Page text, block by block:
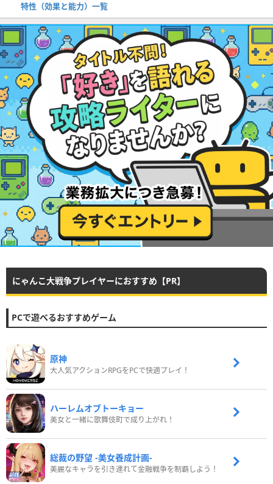
特性（効果と能力）一覧
にゃんこ大戦争プレイヤーにおすすめ【PR】
PCで遊べるおすすめゲーム
原神
大人気アクションRPGをPCで快適プレイ！
ハーレムオブトーキョー
美女と一緒に歌舞伎町で成り上がれ！
総裁の野望 -美女養成計画-
美麗なキャラを引き連れて金融戦争を制覇しよう！